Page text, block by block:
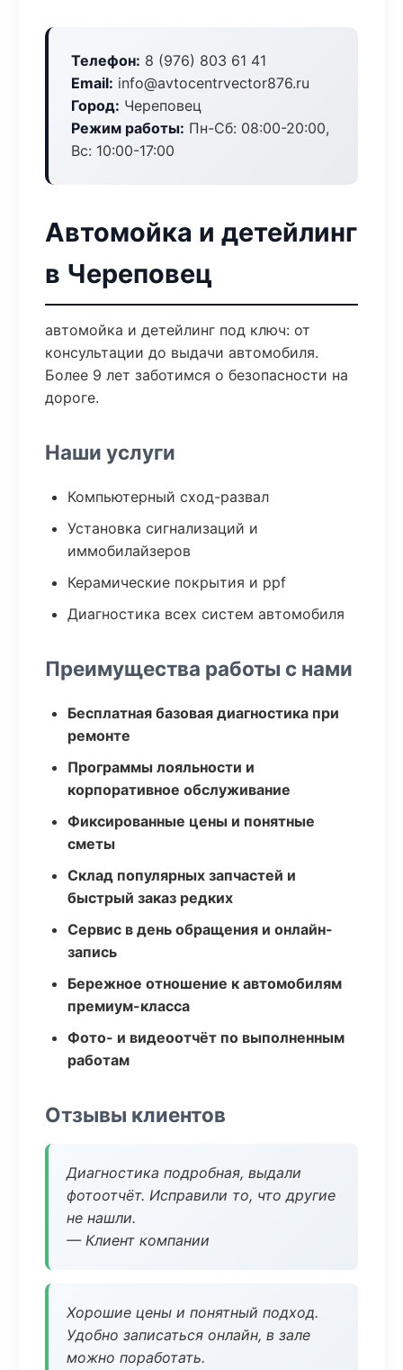
Телефон: 8 (976) 803 61 41
Email: info@avtocentrvector876.ru
Город: Череповец
Режим работы: Пн-Сб: 08:00-20:00,
Вс: 10:00-17:00
Автомойка и детейлинг
в Череповец
автомойка и детейлинг под ключ: от
консультации до выдачи автомобиля.
Более 9 лет заботимся о безопасности на
дороге.
Наши услуги
Компьютерный сход-развал
Установка сигнализаций и
иммобилайзеров
Керамические покрытия и ppf
Диагностика всех систем автомобиля
Преимущества работы с нами
Бесплатная базовая диагностика при
ремонте
Программы лояльности и
корпоративное обслуживание
Фиксированные цены и понятные
сметы
Склад популярных запчастей и
быстрый заказ редких
Сервис в день обращения и онлайн-
запись
Бережное отношение к автомобилям
премиум-класса
Фото- и видеоотчёт по выполненным
работам
Отзывы клиентов
Диагностика подробная, выдали
фотоотчёт. Исправили то, что другие
не нашли.
— Клиент компании
Хорошие цены и понятный подход.
Удобно записаться онлайн, в зале
можно поработать.